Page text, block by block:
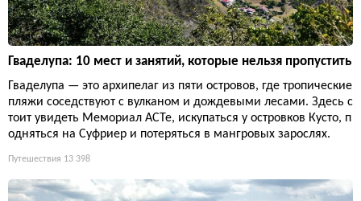
Гваделупа: 10 мест и занятий, которые нельзя пропустить
Гваделупа — это архипелаг из пяти островов, где тропические
пляжи соседствуют с вулканом и дождевыми лесами. Здесь с
тоит увидеть Мемориал ACTe, искупаться у островков Кусто, п
одняться на Суфриер и потеряться в мангровых зарослях.
Путешествия 13 398